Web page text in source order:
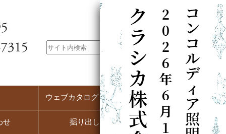
ウェブカタログ（PC用）
せ 掘り出し市